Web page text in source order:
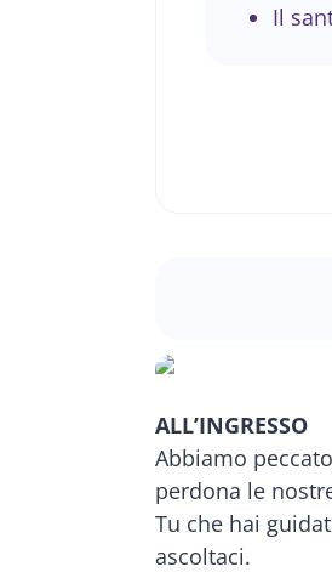
Il
ALL’INGRESSO
Abbiamo
perdona le
Tu che hai
ascoltaci.